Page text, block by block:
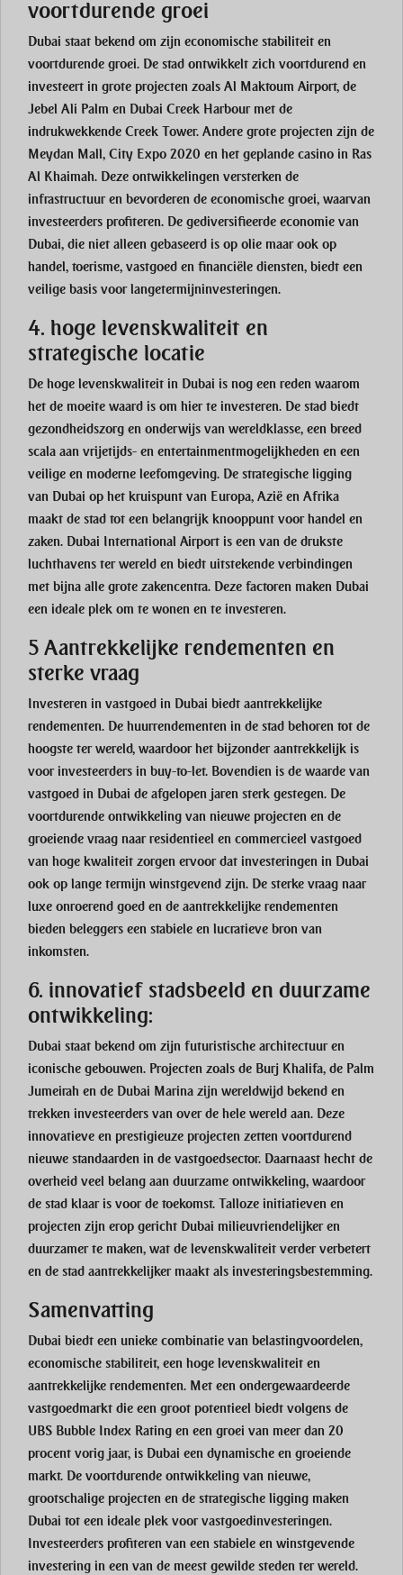
voortdurende groei
Dubai staat bekend om zijn economische stabiliteit en
voortdurende groei. De stad ontwikkelt zich voortdurend en
investeert in grote projecten zoals Al Maktoum Airport, de
Jebel Ali Palm en Dubai Creek Harbour met de
indrukwekkende Creek Tower. Andere grote projecten zijn de
Meydan Mall, City Expo 2020 en het geplande casino in Ras
Al Khaimah. Deze ontwikkelingen versterken de
infrastructuur en bevorderen de economische groei, waarvan
investeerders profiteren. De gediversifieerde economie van
Dubai, die niet alleen gebaseerd is op olie maar ook op
handel, toerisme, vastgoed en financiële diensten, biedt een
veilige basis voor langetermijninvesteringen.
4. hoge levenskwaliteit en
strategische locatie
De hoge levenskwaliteit in Dubai is nog een reden waarom
het de moeite waard is om hier te investeren. De stad biedt
gezondheidszorg en onderwijs van wereldklasse, een breed
scala aan vrijetijds- en entertainmentmogelijkheden en een
veilige en moderne leefomgeving. De strategische ligging
van Dubai op het kruispunt van Europa, Azië en Afrika
maakt de stad tot een belangrijk knooppunt voor handel en
zaken. Dubai International Airport is een van de drukste
luchthavens ter wereld en biedt uitstekende verbindingen
met bijna alle grote zakencentra. Deze factoren maken Dubai
een ideale plek om te wonen en te investeren.
5 Aantrekkelijke rendementen en
sterke vraag
Investeren in vastgoed in Dubai biedt aantrekkelijke
rendementen. De huurrendementen in de stad behoren tot de
hoogste ter wereld, waardoor het bijzonder aantrekkelijk is
voor investeerders in buy-to-let. Bovendien is de waarde van
vastgoed in Dubai de afgelopen jaren sterk gestegen. De
voortdurende ontwikkeling van nieuwe projecten en de
groeiende vraag naar residentieel en commercieel vastgoed
van hoge kwaliteit zorgen ervoor dat investeringen in Dubai
ook op lange termijn winstgevend zijn. De sterke vraag naar
luxe onroerend goed en de aantrekkelijke rendementen
bieden beleggers een stabiele en lucratieve bron van
inkomsten.
6. innovatief stadsbeeld en duurzame
ontwikkeling:
Dubai staat bekend om zijn futuristische architectuur en
iconische gebouwen. Projecten zoals de Burj Khalifa, de Palm
Jumeirah en de Dubai Marina zijn wereldwijd bekend en
trekken investeerders van over de hele wereld aan. Deze
innovatieve en prestigieuze projecten zetten voortdurend
nieuwe standaarden in de vastgoedsector. Daarnaast hecht de
overheid veel belang aan duurzame ontwikkeling, waardoor
de stad klaar is voor de toekomst. Talloze initiatieven en
projecten zijn erop gericht Dubai milieuvriendelijker en
duurzamer te maken, wat de levenskwaliteit verder verbetert
en de stad aantrekkelijker maakt als investeringsbestemming.
Samenvatting
Dubai biedt een unieke combinatie van belastingvoordelen,
economische stabiliteit, een hoge levenskwaliteit en
aantrekkelijke rendementen. Met een ondergewaardeerde
vastgoedmarkt die een groot potentieel biedt volgens de
UBS Bubble Index Rating en een groei van meer dan 20
procent vorig jaar, is Dubai een dynamische en groeiende
markt. De voortdurende ontwikkeling van nieuwe,
grootschalige projecten en de strategische ligging maken
Dubai tot een ideale plek voor vastgoedinvesteringen.
Investeerders profiteren van een stabiele en winstgevende
investering in een van de meest gewilde steden ter wereld.